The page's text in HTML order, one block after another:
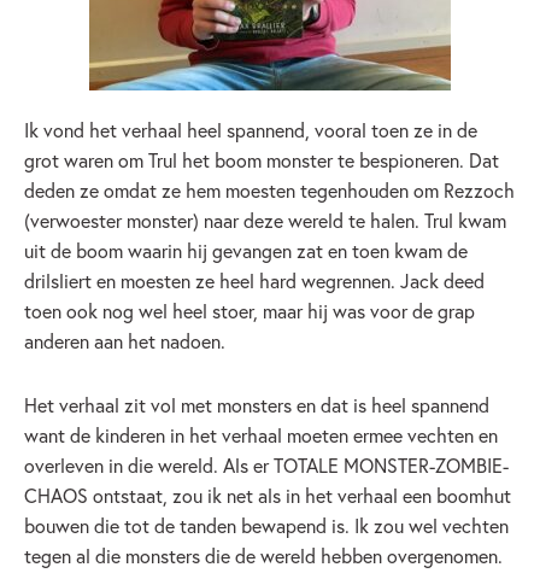
Ik vond het verhaal heel spannend, vooral toen ze in de
grot waren om Trul het boom monster te bespioneren. Dat
deden ze omdat ze hem moesten tegenhouden om Rezzoch
(verwoester monster) naar deze wereld te halen. Trul kwam
uit de boom waarin hij gevangen zat en toen kwam de
drilsliert en moesten ze heel hard wegrennen. Jack deed
toen ook nog wel heel stoer, maar hij was voor de grap
anderen aan het nadoen.
Het verhaal zit vol met monsters en dat is heel spannend
want de kinderen in het verhaal moeten ermee vechten en
overleven in die wereld. Als er TOTALE MONSTER-ZOMBIE-
CHAOS ontstaat, zou ik net als in het verhaal een boomhut
bouwen die tot de tanden bewapend is. Ik zou wel vechten
tegen al die monsters die de wereld hebben overgenomen.